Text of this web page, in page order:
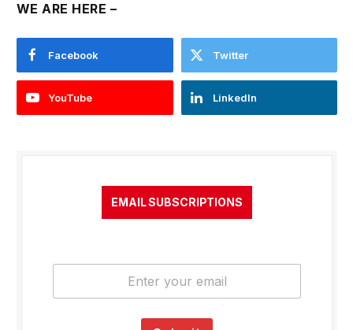
WE ARE HERE –
Facebook Twitter
YouTube LinkedIn
EMAIL SUBSCRIPTIONS
E
a